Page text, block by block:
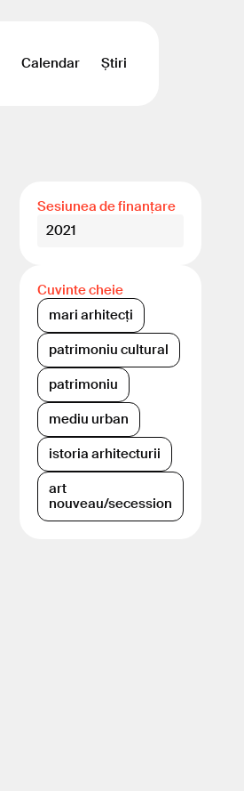
Calendar Știri
Sesiunea de finanțare
2021
Cuvinte cheie
mari arhitecți
patrimoniu cultural
patrimoniu
mediu urban
istoria arhitecturii
art
nouveau/secession